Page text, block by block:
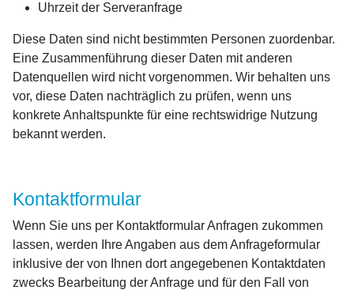
Uhrzeit der Serveranfrage
Diese Daten sind nicht bestimmten Personen zuordenbar.
Eine Zusammenführung dieser Daten mit anderen
Datenquellen wird nicht vorgenommen. Wir behalten uns
vor, diese Daten nachträglich zu prüfen, wenn uns
konkrete Anhaltspunkte für eine rechtswidrige Nutzung
bekannt werden.
Kontaktformular
Wenn Sie uns per Kontaktformular Anfragen zukommen
lassen, werden Ihre Angaben aus dem Anfrageformular
inklusive der von Ihnen dort angegebenen Kontaktdaten
zwecks Bearbeitung der Anfrage und für den Fall von